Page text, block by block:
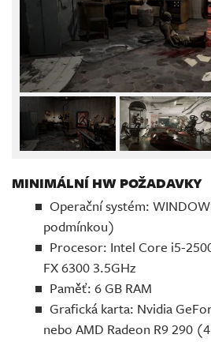
MINIMÁLNÍ HW POŽADAVKY
Operační systém:
podmínkou)
Procesor: Intel Core i5-
FX 6300 3.5GHz
Paměť: 6 GB RAM
Grafická karta: Nvidia
nebo AMD Radeon R9 290